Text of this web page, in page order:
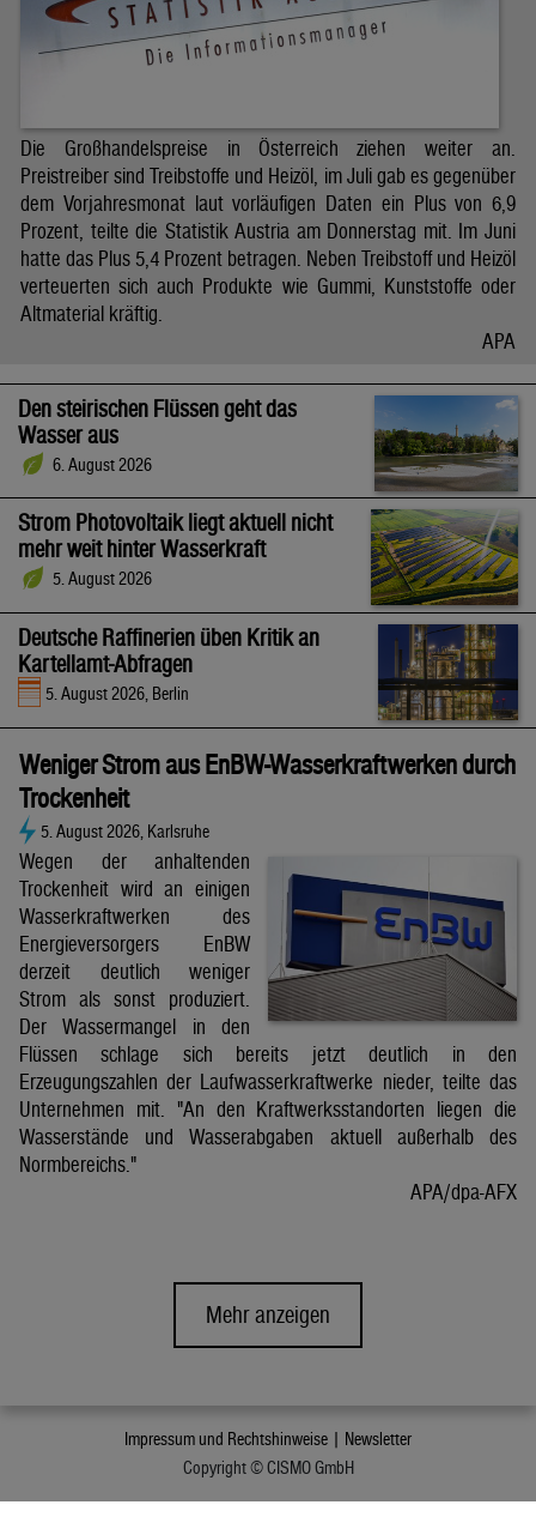
Die Großhandelspreise in Österreich ziehen weiter an.
Preistreiber sind Treibstoffe und Heizöl, im Juli gab es gegenüber
dem Vorjahresmonat laut vorläufigen Daten ein Plus von 6,9
Prozent, teilte die Statistik Austria am Donnerstag mit. Im Juni
hatte das Plus 5,4 Prozent betragen. Neben Treibstoff und Heizöl
verteuerten sich auch Produkte wie Gummi, Kunststoffe oder
Altmaterial kräftig.
APA
Den steirischen Flüssen geht das
Wasser aus
6. August 2026
Strom Photovoltaik liegt aktuell nicht
mehr weit hinter Wasserkraft
5. August 2026
Deutsche Raffinerien üben Kritik an
Kartellamt-Abfragen
5. August 2026, Berlin
Weniger Strom aus EnBW-Wasserkraftwerken durch
Trockenheit
5. August 2026, Karlsruhe
Wegen der anhaltenden
Trockenheit wird an einigen
Wasserkraftwerken des
Energieversorgers EnBW
derzeit deutlich weniger
Strom als sonst produziert.
Der Wassermangel in den
Flüssen schlage sich bereits jetzt deutlich in den
Erzeugungszahlen der Laufwasserkraftwerke nieder, teilte das
Unternehmen mit. "An den Kraftwerksstandorten liegen die
Wasserstände und Wasserabgaben aktuell außerhalb des
Normbereichs."
APA/dpa-AFX
Mehr anzeigen
Impressum und Rechtshinweise | Newsletter
Copyright © CISMO GmbH